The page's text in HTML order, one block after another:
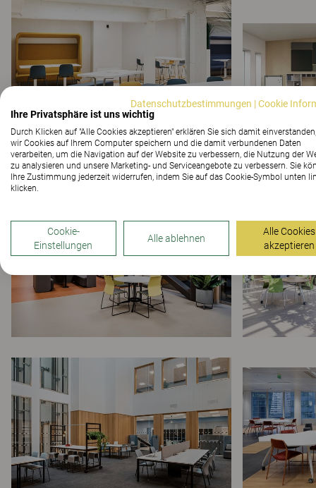
Datenschutzbestimmungen |Cookie
Ihre Privatsphäre ist uns wichtig
Durch Klicken auf "Alle Cookies akzeptieren" erklären Sie sich damit
wir Cookies auf Ihrem Computer speichern und die damit verbundenen Daten
verarbeiten, um die Navigation auf der Website zu verbessern, die Nutzung der
zu analysieren und unsere Marketing- und Serviceangebote zu verbessern. Sie
Ihre Zustimmung jederzeit widerrufen, indem Sie auf das Cookie-Symbol unten
klicken.
Cookie-
Einstellungen
Alle ablehnen
Alle Cookies
akzeptieren